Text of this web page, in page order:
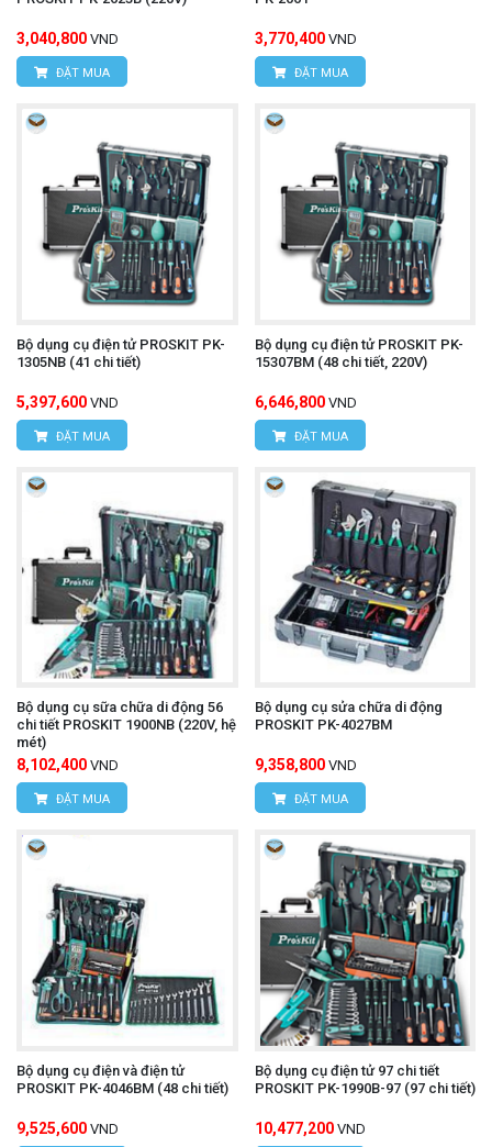
3,040,800 VND
ĐẶT MUA
3,770,400 VND
ĐẶT MUA
Bộ dụng cụ điện tử PROSKIT PK-
1305NB (41 chi tiết)
5,397,600 VND
ĐẶT MUA
Bộ dụng cụ điện tử PROSKIT PK-
15307BM (48 chi tiết, 220V)
6,646,800 VND
ĐẶT MUA
Bộ dụng cụ sữa chữa di động 56
chi tiết PROSKIT 1900NB (220V, hệ
mét)
8,102,400 VND
ĐẶT MUA
Bộ dụng cụ sửa chữa di động
PROSKIT PK-4027BM
9,358,800 VND
ĐẶT MUA
Bộ dụng cụ điện và điện tử
PROSKIT PK-4046BM (48 chi tiết)
9,525,600 VND
Bộ dụng cụ điện tử 97 chi tiết
PROSKIT PK-1990B-97 (97 chi tiết)
10,477,200 VND